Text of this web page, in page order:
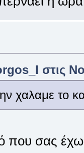
στις
χαλαμε το
σας έχω